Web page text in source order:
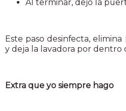
Al terminar, dejo la
Este paso desinfecta,
y deja la lavadora por
Extra que yo siempre hago